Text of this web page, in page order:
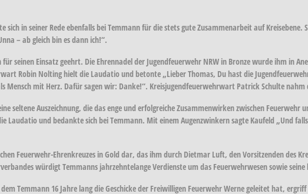
in seiner Rede ebenfalls bei Temmann für die stets gute Zusammenarbeit auf
– ab gleich bin es dann ich!“.
seinen Einsatz geehrt. Die Ehrennadel der Jugendfeuerwehr NRW in Bronze wurde ihm in
Robin Nolting hielt die Laudatio und betonte „Lieber Thomas, Du hast die
mit Herz. Dafür sagen wir: Danke!“. Kreisjugendfeuerwehrwart Patrick Schulte nahm
seltene Auszeichnung, die das enge und erfolgreiche Zusammenwirken zwischen Feuerwehr
Laudatio und bedankte sich bei Temmann. Mit einem Augenzwinkern sagte Kaufeld „Und
Feuerwehr-Ehrenkreuzes in Gold dar, das ihm durch Dietmar Luft, den Vorsitzenden des
würdigt Temmanns jahrzehntelange Verdienste um das Feuerwehrwesen sowie
Temmann 16 Jahre lang die Geschicke der Freiwilligen Feuerwehr Werne geleitet hat,